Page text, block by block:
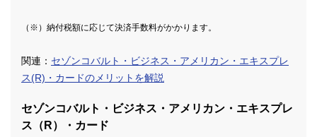
（※）納付税額に応じて決済手数料がかかります。
関連： セゾンコバルト・ビジネス・アメリカン・エキスプレ
ス(R)・カードのメリットを解説
セゾンコバルト・ビジネス・アメリカン・エキスプレ
ス（R）・カード